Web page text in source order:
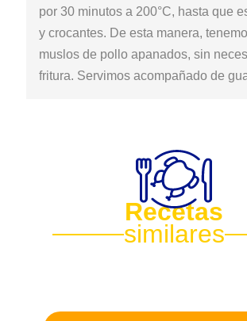
por 30 minutos a 200°C, hasta que
y crocantes. De esta manera,
muslos de pollo apanados, sin
fritura. Servimos acompañado de
Recetas
similares